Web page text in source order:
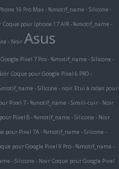
16 Pro Max - %motif_name - Silicone -
Coque pour Iphone 17 AIR - %motif_name -
- Noir Asus
Pixel 7 Pro - %motif_name - Silicone -
Coque pour Google Pixel 6 PRO -
- Silicone - noir Etui à rabat pour
Pixel 7 - %motif_name - Simili-cuir - Noir
Pixel 8 - %motif_name - Silicone - Noir
pour Pixel 7A - %motif_name - Silicone -
pour Google Pixel 9 Pro - %motif_name -
- Silicone - Noir Coque pour Google Pixel